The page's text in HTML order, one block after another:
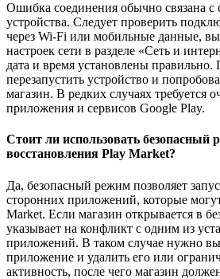
Ошибка соединения обычно связана с
устройства. Следует проверить
через Wi-Fi или мобильные данные,
настроек сети в разделе «Сеть и
дата и время установлены правильно.
перезапустить устройство и
магазин. В редких случаях требуется
приложения и сервисов Google Play.
Стоит ли использовать безопасный
восстановления Play Market?
Да, безопасный режим позволяет
сторонних приложений, которые
Market. Если магазин открывается в
указывает на конфликт с одним из
приложений. В таком случае нужно
приложение и удалить его или
активность, после чего магазин